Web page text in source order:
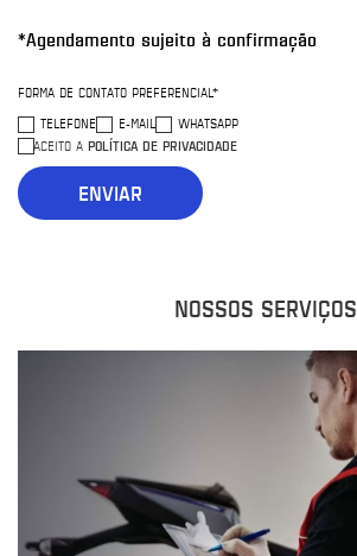
*Agendamento sujeito à confirmação
FORMA DE CONTATO PREFERENCIAL*
TELEFONE
E-MAIL
WHATSAPP
ACEITO A POLÍTICA DE PRIVACIDADE
ENVIAR
NOSSOS SERVIÇOS